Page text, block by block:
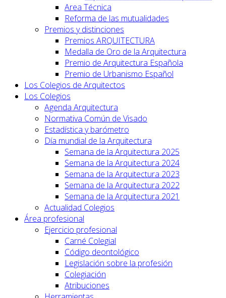
Area Técnica
Reforma de las mutualidades
Premios y distinciones
Premios ARQUITECTURA
Medalla de Oro de la Arquitectura
Premio de Arquitectura Española
Premio de Urbanismo Español
Los Colegios de Arquitectos
Los Colegios
Agenda Arquitectura
Normativa Común de Visado
Estadística y barómetro
Día mundial de la Arquitectura
Semana de la Arquitectura 2025
Semana de la Arquitectura 2024
Semana de la Arquitectura 2023
Semana de la Arquitectura 2022
Semana de la Arquitectura 2021
Actualidad Colegios
Área profesional
Ejercicio profesional
Carné Colegial
Código deontológico
Legislación sobre la profesión
Colegiación
Atribuciones